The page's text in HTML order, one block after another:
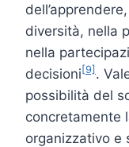
diversità, nella
nella
decisioni [9] .
possibilità del
concretamente
organizzativo e